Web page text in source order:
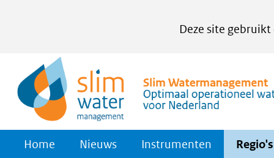
Deze site gebruikt
het
gebruik
van
cookiesHome Nieuws Instrumenten Regio's